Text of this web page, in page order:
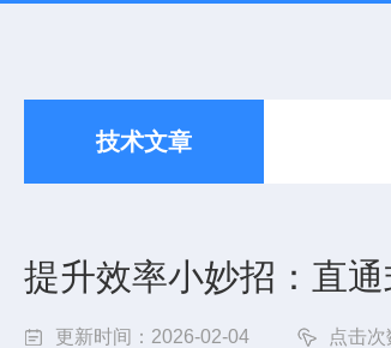
技术文章
提升效率小妙招：直
更新时间：2026-02-04 点击